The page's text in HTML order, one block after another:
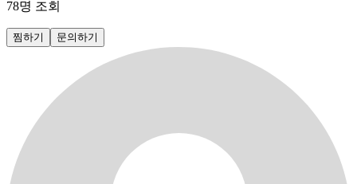
78명 조회
찜하기 문의하기